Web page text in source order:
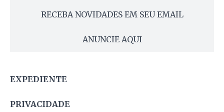
RECEBA NOVIDADES EM SEU EMAIL
ANUNCIE AQUI
EXPEDIENTE
PRIVACIDADE